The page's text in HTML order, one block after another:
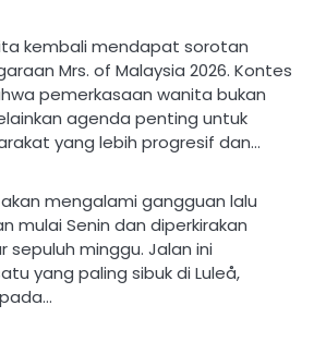
kembali mendapat sorotan
Mrs. of Malaysia 2026. Kontes
pemerkasaan wanita bukan
agenda penting untuk
yang lebih progresif dan…
mengalami gangguan lalu
mulai Senin dan diperkirakan
sepuluh minggu. Jalan ini
yang paling sibuk di Luleå,